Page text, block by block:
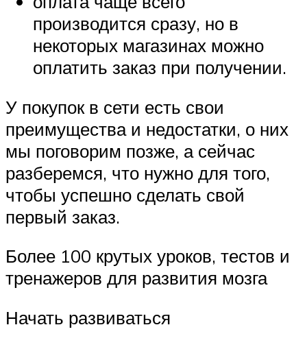
производится сразу, но в
некоторых магазинах можно
оплатить заказ при получении.
У покупок в сети есть свои
преимущества и недостатки, о них
мы поговорим позже, а сейчас
разберемся, что нужно для того,
чтобы успешно сделать свой
первый заказ.
Более 100 крутых уроков, тестов и
тренажеров для развития мозга
Начать развиваться